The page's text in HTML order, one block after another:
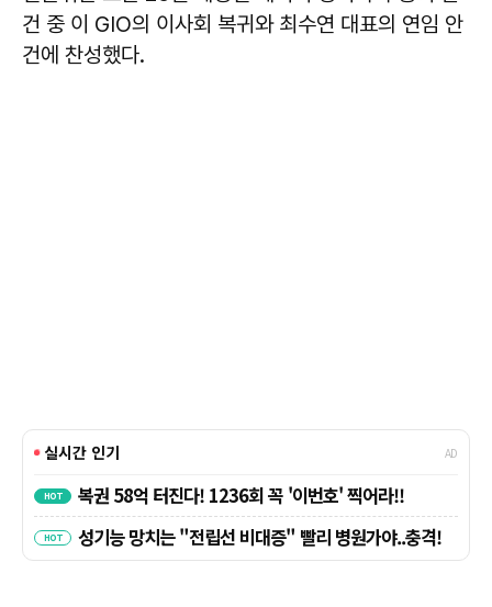
건 중 이 GIO의 이사회 복귀와 최수연 대표의 연임 안
건에 찬성했다.